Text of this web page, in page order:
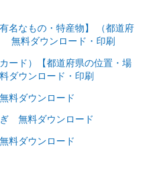
名なもの・特産物】 （都道府
無料ダウンロード・印刷
ード）【都道府県の位置・場
ダウンロード・印刷
料ダウンロード
無料ダウンロード
料ダウンロード